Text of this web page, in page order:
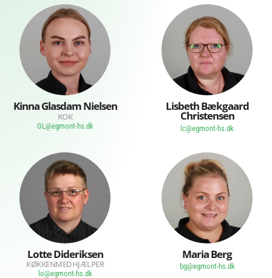
Kinna Glasdam Nielsen
KOK
GL@egmont-hs.dk
Lisbeth Bækgaard
Christensen
lc@egmont-hs.dk
Lotte Dideriksen
KØKKENMEDHJÆLPER
lo@egmont-hs.dk
Maria Berg
bg@egmont-hs.dk